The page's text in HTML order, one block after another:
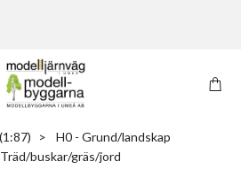
H0 - Grund/landskap
buskar/gräs/jord